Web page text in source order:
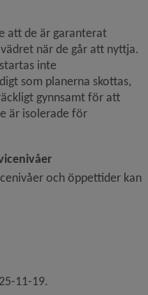
att de är garanterat
när de går att nyttja.
inte
som planerna skottas,
gynnsamt för att
är isolerade för
och öppettider kan
11-19.